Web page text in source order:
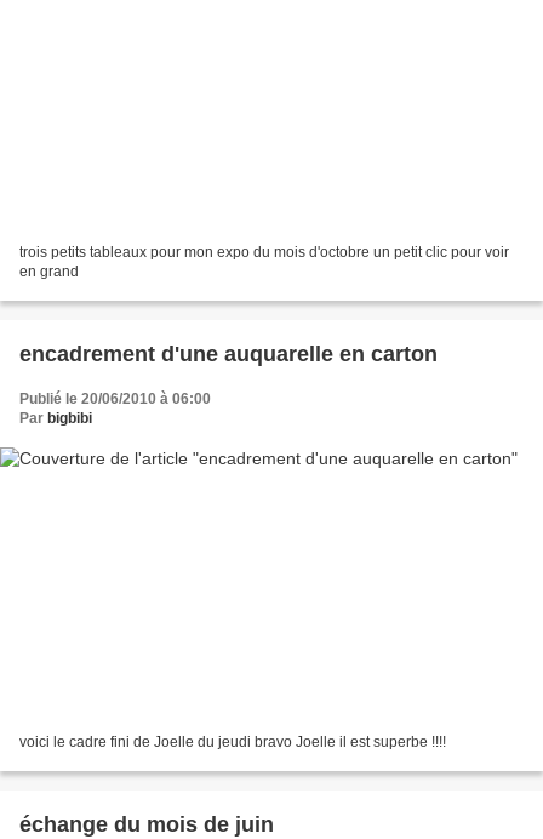
trois petits tableaux pour mon expo du mois d'octobre un petit clic pour voir
en grand
encadrement d'une auquarelle en carton
Publié le 20/06/2010 à 06:00
Par bigbibi
voici le cadre fini de Joelle du jeudi bravo Joelle il est superbe !!!!
échange du mois de juin